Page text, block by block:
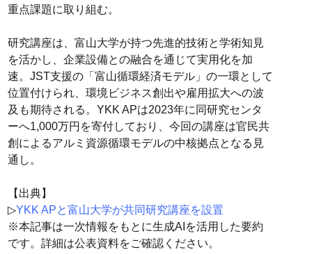
重点課題に取り組む。
研究講座は、富山大学が持つ先進的技術と学術知見
を活かし、企業設備との融合を通じて実用化を加
速。JST支援の「富山循環経済モデル」の一環として
位置付けられ、環境ビジネス創出や雇用拡大への波
及も期待される。YKK APは2023年に同研究センタ
ーへ1,000万円を寄付しており、今回の講座は官民共
創によるアルミ資源循環モデルの中核拠点となる見
通し。
【出典】
▷YKK APと富山大学が共同研究講座を設置
※本記事は一次情報をもとに生成AIを活用した要約
です。詳細は公表資料をご確認ください。